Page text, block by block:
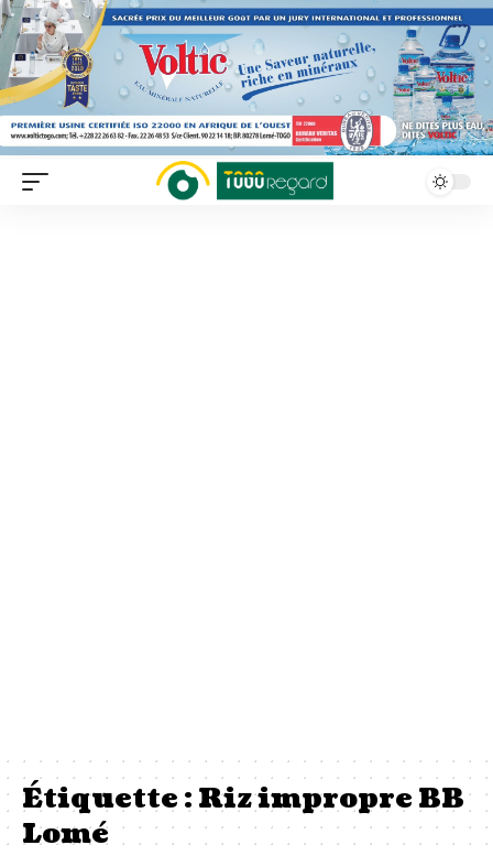
Étiquette :Riz impropre BB
Lomé